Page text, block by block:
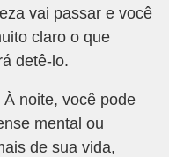
vai passar e você
claro o que
detê-lo.
noite, você pode
mental ou
de sua vida,